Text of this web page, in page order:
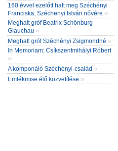
160 évvel ezelőtt halt meg Széchényi
Franciska, Széchenyi István nővére »
Meghalt gróf Beatrix Schönburg-
Glauchau »
Meghalt gróf Széchényi Zsigmondné »
In Memoriam: Csíkszentmihályi Róbert
»
A komponáló Széchényi-család »
Emlékmise élő közvetítése »